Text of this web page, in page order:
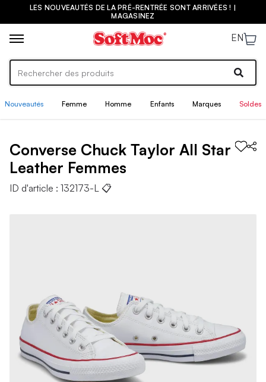
LES NOUVEAUTÉS DE LA PRÉ-RENTRÉE SONT ARRIVÉES ! |
MAGASINEZ
EN
Nouveautés Femme Homme Enfants Marques Soldes
Converse Chuck Taylor All Star
Leather Femmes
ID d'article : 132173-L 📋